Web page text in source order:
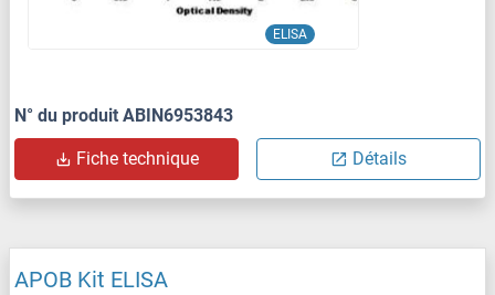
ELISA
N° du produit ABIN6953843
Fiche technique Détails
APOB Kit ELISA